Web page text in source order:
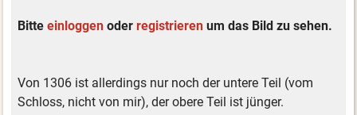
Bitteeinloggen oderregistrieren um das Bild zu sehen.
Von 1306 ist allerdings nur noch der untere Teil (vom
Schloss, nicht von mir), der obere Teil ist jünger.